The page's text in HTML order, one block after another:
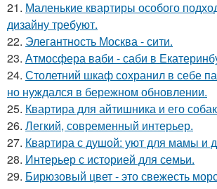
21. Маленькие квартиры особого
дизайну требуют.
22. Элегантность Москва - сити.
23. Атмосфера ваби - саби в
24. Столетний шкаф сохранил в себе
но нуждался в бережном обновлении.
25. Квартира для айтишника и его
26. Легкий, современный интерьер.
27. Квартира с душой: уют для мамы и
28. Интерьер с историей для семьи.
29. Бирюзовый цвет - это свежесть